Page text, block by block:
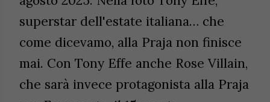
superstar dell'estate italiana… che
come dicevamo, alla Praja non finisce
mai. Con Tony Effe anche Rose Villain,
che sarà invece protagonista alla Praja